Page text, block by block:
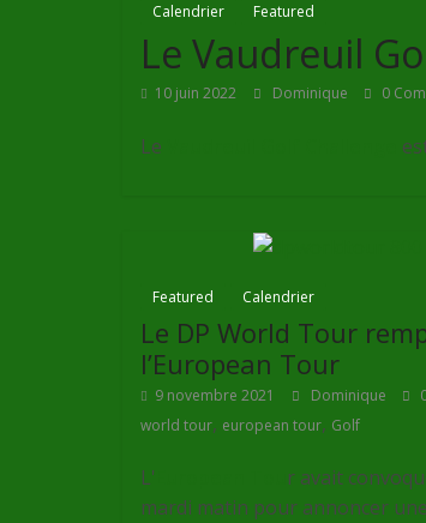
Calendrier Featured
Le Vaudreuil
10 juin 2022 Dominique 0
Le
Featured Calendrier
Le DP World Tour
l’European Tour
9 novembre 2021 Dominique
world tour, european tour, Golf
L'
r avait
mardi matin pour annoncer